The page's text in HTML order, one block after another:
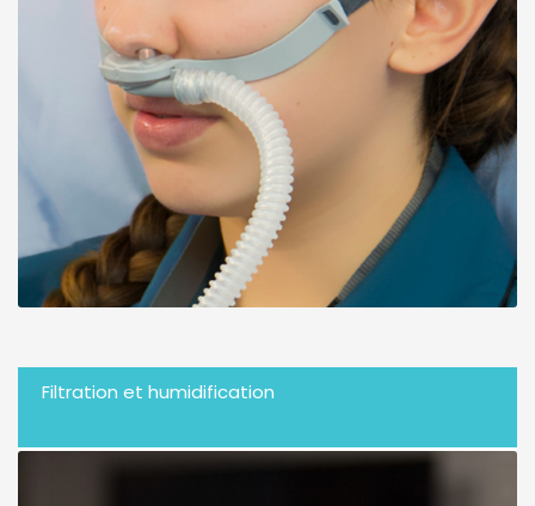
Filtration et humidification